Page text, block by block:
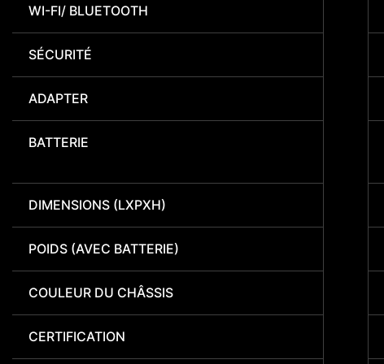
WI-FI/ BLUETOOTH
SÉCURITÉ
ADAPTER
BATTERIE
DIMENSIONS (LXPXH)
POIDS (AVEC BATTERIE)
COULEUR DU CHÂSSIS
CERTIFICATION